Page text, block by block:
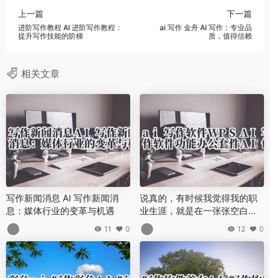
上一篇
进阶写作教程 AI 进阶写作教程：
提升写作技能的阶梯
下一篇
ai 写作 金舟 AI 写作：专业品
质，值得信赖
相关文章
写作新闻消息 AI 写作新闻消
息：媒体行业的变革与机遇
11 0
说真的，有时候我觉得我的职
业生涯，就是在一张张空白的
Word文档前，被慢慢耗干的。
12 0